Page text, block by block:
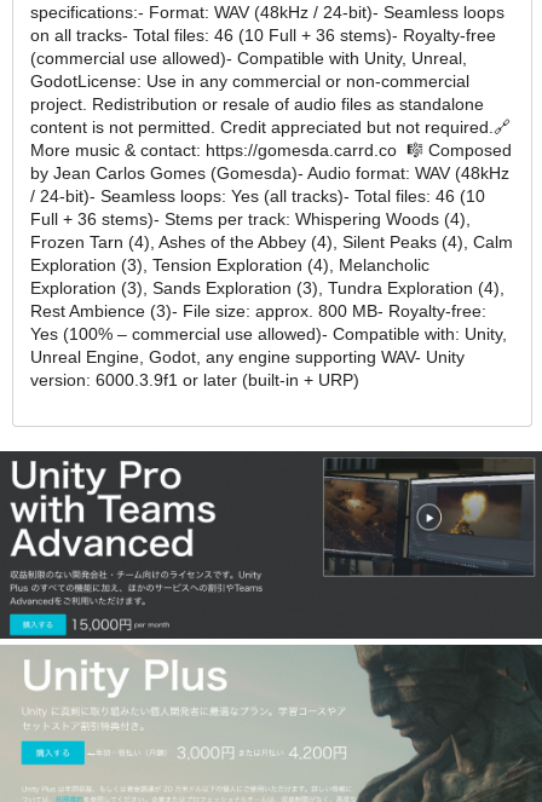
specifications:- Format: WAV (48kHz / 24‑bit)- Seamless loops
on all tracks- Total files: 46 (10 Full + 36 stems)- Royalty‑free
(commercial use allowed)- Compatible with Unity, Unreal,
GodotLicense: Use in any commercial or non‑commercial
project. Redistribution or resale of audio files as standalone
content is not permitted. Credit appreciated but not required.🔗
More music & contact: https://gomesda.carrd.co 🎼 Composed
by Jean Carlos Gomes (Gomesda)- Audio format: WAV (48kHz
/ 24‑bit)- Seamless loops: Yes (all tracks)- Total files: 46 (10
Full + 36 stems)- Stems per track: Whispering Woods (4),
Frozen Tarn (4), Ashes of the Abbey (4), Silent Peaks (4), Calm
Exploration (3), Tension Exploration (4), Melancholic
Exploration (3), Sands Exploration (3), Tundra Exploration (4),
Rest Ambience (3)- File size: approx. 800 MB- Royalty‑free:
Yes (100% – commercial use allowed)- Compatible with: Unity,
Unreal Engine, Godot, any engine supporting WAV- Unity
version: 6000.3.9f1 or later (built‑in + URP)